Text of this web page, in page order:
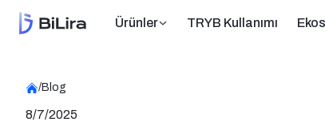
Ürünler TRYB Kullanımı
/Blog
8/7/2025